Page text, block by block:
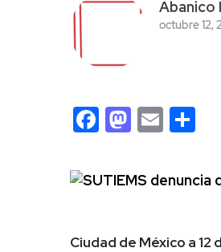
octubre 12,
Facebook
Email
Ciudad de México a